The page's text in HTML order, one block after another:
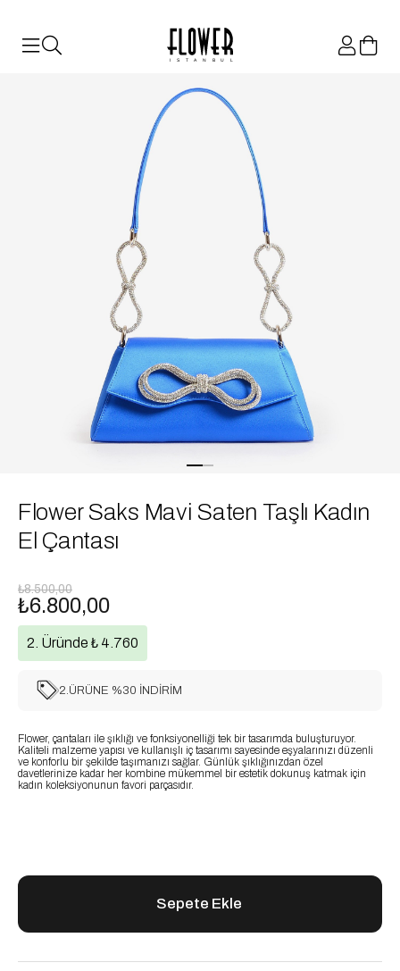
ISTANBUL
Flower Saks Mavi Saten Taşlı Kadın
El Çantası
₺8.500,00
₺6.800,00
2.ÜRÜNE %30 İNDİRİM
2. Üründe ₺ 4.760
Flower, çantaları ile şıklığı ve fonksiyonelliği tek bir tasarımda buluşturuyor.
Kaliteli malzeme yapısı ve kullanışlı iç tasarımı sayesinde eşyalarınızı düzenli
ve konforlu bir şekilde taşımanızı sağlar. Günlük şıklığınızdan özel
davetlerinize kadar her kombine mükemmel bir estetik dokunuş katmak için
kadın koleksiyonunun favori parçasıdır.